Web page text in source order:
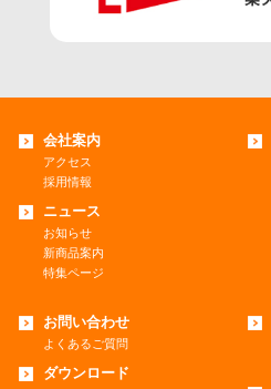
会社案内
アクセス
採用情報
ニュース
お知らせ
新商品案内
特集ページ
お問い合わせ
よくあるご質問
ダウンロード